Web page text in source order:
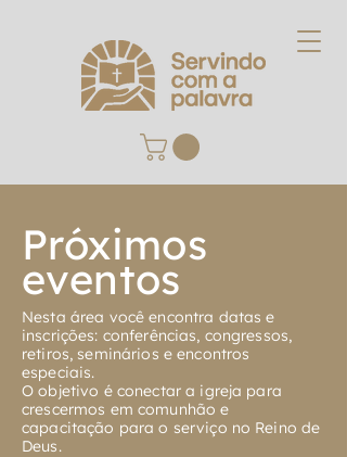
Próximos
eventos
Nesta área você encontra datas e
inscrições: conferências, congressos,
retiros, seminários e encontros
especiais.
O objetivo é conectar a igreja para
crescermos em comunhão e
capacitação para o serviço no Reino de
Deus.